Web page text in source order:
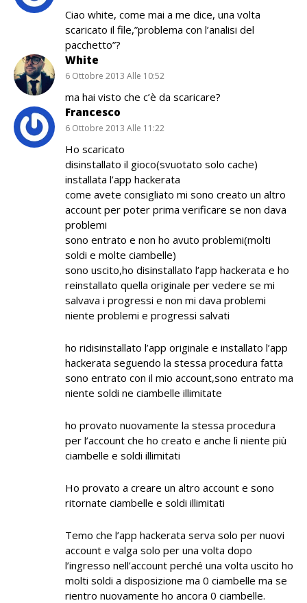
Ciao white, come mai a me dice, una volta
scaricato il file,”problema con l’analisi del
pacchetto”?
White
6 Ottobre 2013 Alle 10:52
ma hai visto che c’è da scaricare?
Francesco
6 Ottobre 2013 Alle 11:22
Ho scaricato
disinstallato il gioco(svuotato solo cache)
installata l’app hackerata
come avete consigliato mi sono creato un altro
account per poter prima verificare se non dava
problemi
sono entrato e non ho avuto problemi(molti
soldi e molte ciambelle)
sono uscito,ho disinstallato l’app hackerata e ho
reinstallato quella originale per vedere se mi
salvava i progressi e non mi dava problemi
niente problemi e progressi salvati
ho ridisinstallato l’app originale e installato l’app
hackerata seguendo la stessa procedura fatta
sono entrato con il mio account,sono entrato ma
niente soldi ne ciambelle illimitate
ho provato nuovamente la stessa procedura
per l’account che ho creato e anche lì niente più
ciambelle e soldi illimitati
Ho provato a creare un altro account e sono
ritornate ciambelle e soldi illimitati
Temo che l’app hackerata serva solo per nuovi
account e valga solo per una volta dopo
l’ingresso nell’account perché una volta uscito ho
molti soldi a disposizione ma 0 ciambelle ma se
rientro nuovamente ho ancora 0 ciambelle.